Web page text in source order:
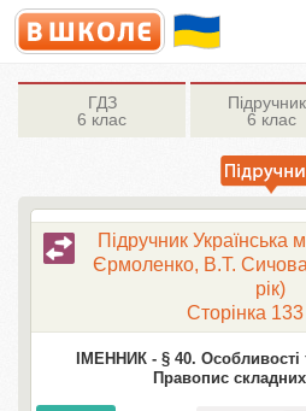
ГДЗ
6 клас
6 клас
Підручник Українська
Єрмоленко, В.Т.
рік)
Сторінка
ІМЕННИК - § 40. Особливості
Правопис